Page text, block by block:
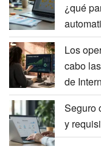
¿qué
Los
cabo
de
Seguro
y